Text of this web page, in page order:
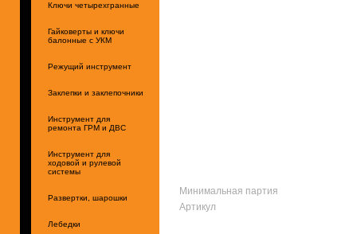
Ключи четырехгранные
Гайковерты и ключи
балонные с УКМ
Режущий инструмент
Заклепки и заклепочники
Инструмент для
ремонта ГРМ и ДВС
Инструмент для
ходовой и рулевой
системы
Развертки, шарошки
Лебедки
Минимальная партия
Артикул